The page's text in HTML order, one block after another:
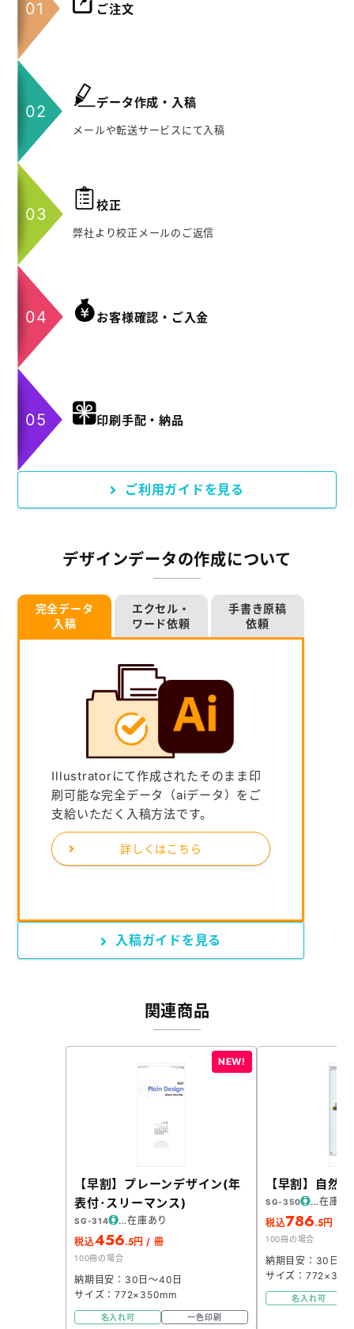
ご注文
データ作成・入稿
メールや転送サービスにて入稿
校正
弊社より校正メールのご返信
お客様確認・ご入金
印刷手配・納品
ご利用ガイドを見る
デザインデータの作成について
完全データ
入稿
エクセル・
ワード依頼
手書き原稿
依頼
Illustratorにて作成されたそのまま印
刷可能な完全データ（aiデータ）をご
支給いただく入稿方法です。
詳しくはこちら
入稿ガイドを見る
関連商品
【早割】プレーンデザイン(年
表付･スリーマンス)
SG-314
在庫あり
税込456.5円 / 冊
100冊の場合
納期目安：30日～40日
サイズ：772×350mm
名入れ可 一色印刷
【早割】自然
SG-350
在庫あ
税込786.5円 / 冊
100冊の場合
納期目安：30日～
サイズ：
名入れ可